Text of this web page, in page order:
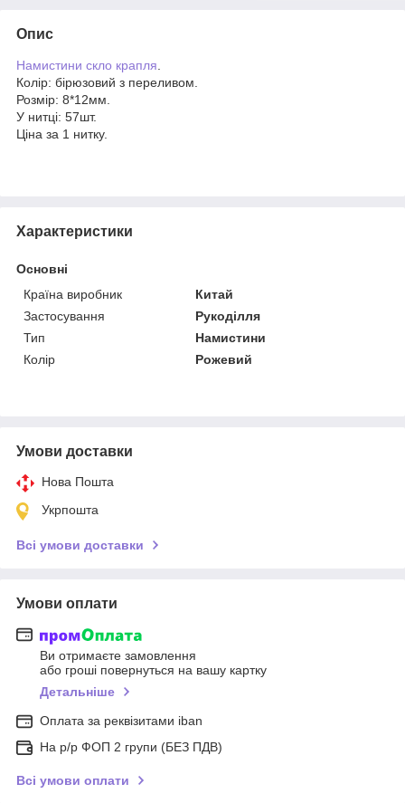
Опис
Намистини скло крапля
Колір: бірюзовий з переливом.
Розмір: 8*12мм.
У нитці: 57шт.
Ціна за 1 нитку.
Характеристики
Основні
Країна виробник
Китай
Застосування
Рукоділля
Тип
Намистини
Колір
Рожевий
Умови доставки
Нова Пошта
Укрпошта
Всі умови доставки
Умови оплати
Ви отримаєте замовлення
або гроші повернуться на вашу картку
Детальніше
Оплата за реквізитами iban
На р/р ФОП 2 групи (БЕЗ ПДВ)
Всі умови оплати